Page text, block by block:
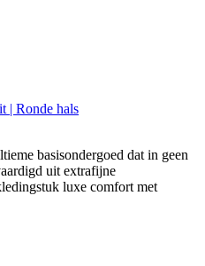
| Ronde hals
basisondergoed dat in geen
uit extrafijne
luxe comfort met